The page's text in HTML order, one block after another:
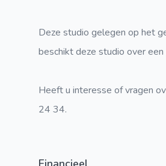
Deze studio gelegen op het
beschikt deze studio over een
Heeft u interesse of vragen
24 34.